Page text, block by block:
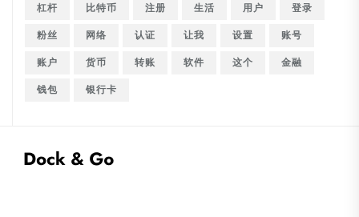
杠杆
比特币 注册 生活 用户
登录
粉丝
网络 认证 让我 设置
账号
账户
货币 转账 软件 这个
金融
钱包
银行卡